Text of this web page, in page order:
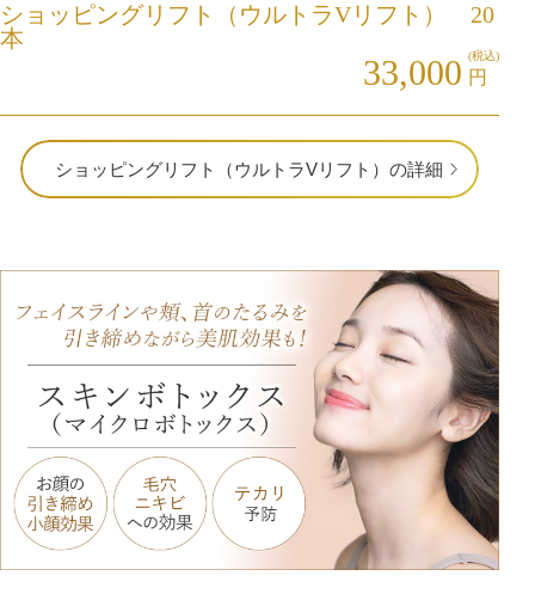
ショッピングリフト（ウルトラVリフト） 20
本
33,000 (税込)
円
ショッピングリフト（ウルトラVリフト）の詳細